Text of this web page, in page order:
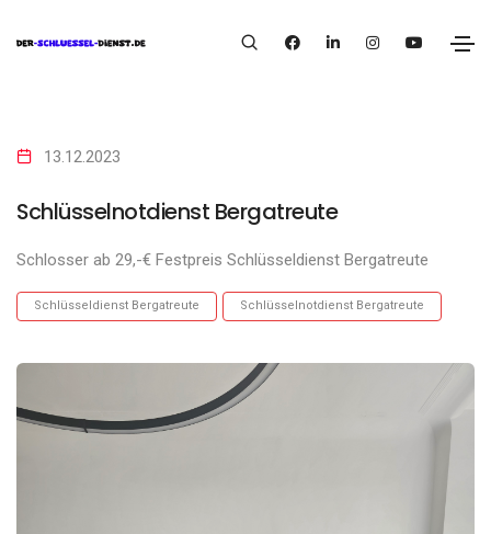
13.12.2023
Schlüsselnotdienst Bergatreute
Schlosser ab 29,-€ Festpreis Schlüsseldienst Bergatreute
Schlüsseldienst Bergatreute Schlüsselnotdienst Bergatreute